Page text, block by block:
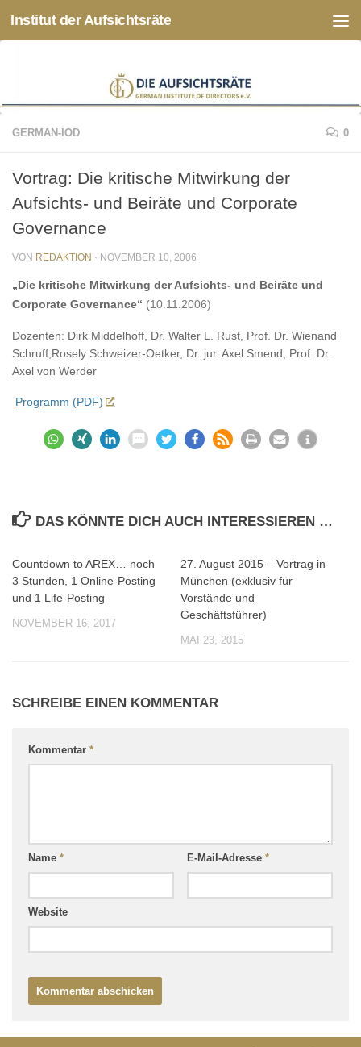
Zum Inhalt springen
Institut der Aufsichtsräte
GERMAN-IOD 0
Vortrag: Die kritische Mitwirkung der
Aufsichts- und Beiräte und Corporate
Governance
VON REDAKTION · NOVEMBER 10, 2006
„Die kritische Mitwirkung der Aufsichts- und Beiräte und
Corporate Governance“ (10.11.2006)
Dozenten: Dirk Middelhoff, Dr. Walter L. Rust, Prof. Dr. Wienand
Schruff,Rosely Schweizer-Oetker, Dr. jur. Axel Smend, Prof. Dr.
Axel von Werder
Programm (PDF)
DAS KÖNNTE DICH AUCH INTERESSIEREN …
Countdown to AREX… noch
3 Stunden, 1 Online-Posting
und 1 Life-Posting
NOVEMBER 16, 2017
27. August 2015 – Vortrag in
München (exklusiv für
Vorstände und
Geschäftsführer)
MAI 23, 2015
SCHREIBE EINEN KOMMENTAR
Kommentar *
Name * E-Mail-Adresse *
Website